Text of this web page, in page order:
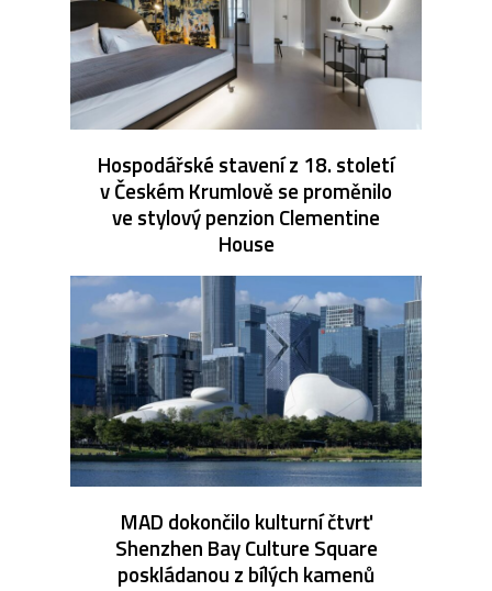
Hospodářské stavení z 18. století
v Českém Krumlově se proměnilo
ve stylový penzion Clementine
House
MAD dokončilo kulturní čtvrť
Shenzhen Bay Culture Square
poskládanou z bílých kamenů